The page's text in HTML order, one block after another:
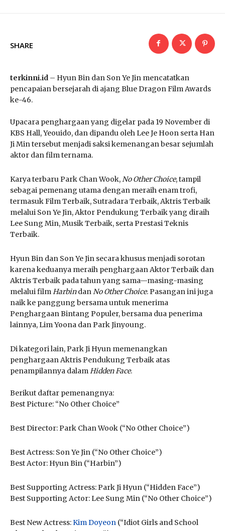
SHARE
terkinni.id – Hyun Bin dan Son Ye Jin mencatatkan
pencapaian bersejarah di ajang Blue Dragon Film Awards
ke-46.
Upacara penghargaan yang digelar pada 19 November di
KBS Hall, Yeouido, dan dipandu oleh Lee Je Hoon serta Han
Ji Min tersebut menjadi saksi kemenangan besar sejumlah
aktor dan film ternama.
Karya terbaru Park Chan Wook, No Other Choice, tampil
sebagai pemenang utama dengan meraih enam trofi,
termasuk Film Terbaik, Sutradara Terbaik, Aktris Terbaik
melalui Son Ye Jin, Aktor Pendukung Terbaik yang diraih
Lee Sung Min, Musik Terbaik, serta Prestasi Teknis
Terbaik.
Hyun Bin dan Son Ye Jin secara khusus menjadi sorotan
karena keduanya meraih penghargaan Aktor Terbaik dan
Aktris Terbaik pada tahun yang sama—masing-masing
melalui film Harbindan No Other Choice. Pasangan ini juga
naik ke panggung bersama untuk menerima
Penghargaan Bintang Populer, bersama dua penerima
lainnya, Lim Yoona dan Park Jinyoung.
Di kategori lain, Park Ji Hyun memenangkan
penghargaan Aktris Pendukung Terbaik atas
penampilannya dalam Hidden Face.
Berikut daftar pemenangnya:
Best Picture: “No Other Choice”
Best Director: Park Chan Wook (“No Other Choice”)
Best Actress: Son Ye Jin (“No Other Choice”)
Best Actor: Hyun Bin (“Harbin”)
Best Supporting Actress: Park Ji Hyun (“Hidden Face”)
Best Supporting Actor: Lee Sung Min (“No Other Choice”)
Best New Actress:Kim Doyeon (“Idiot Girls and School